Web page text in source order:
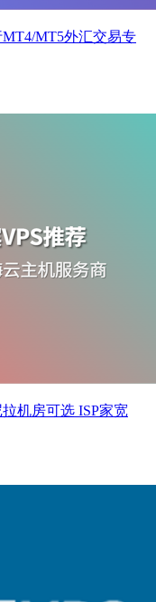
MT5外汇交易专
机房可选 ISP家宽